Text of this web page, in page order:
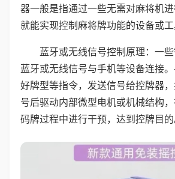
器一般是指通过一些无需对麻将机
就能实现控制麻将牌功能的设备或工
蓝牙或无线信号控制原理：一
蓝牙或无线信号与手机等设备连接
好牌型等指令，发送信号给控牌器
号后驱动内部微型电机或机械结构，
码牌过程中进行干预，达到控牌目的